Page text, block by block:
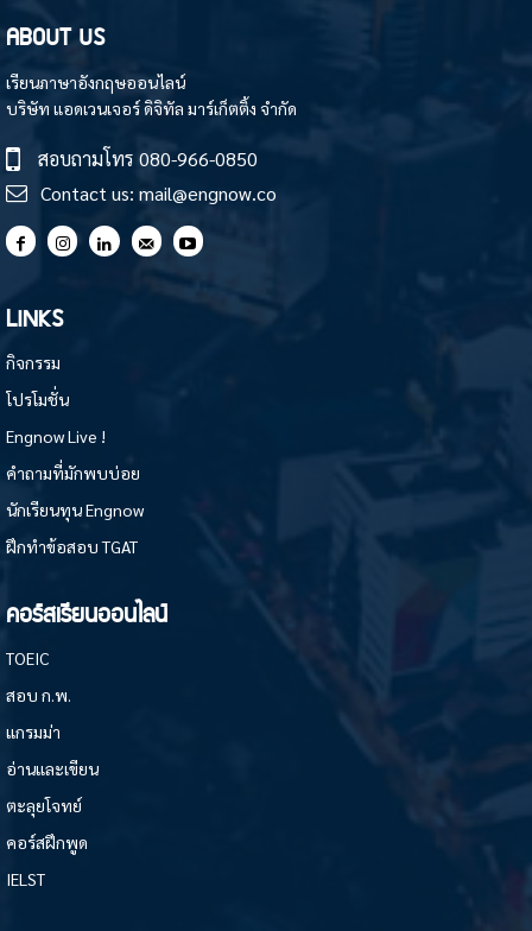
ABOUT US
เรียนภาษาอังกฤษออนไลน์
บริษัท แอดเวนเจอร์ ดิจิทัล มาร์เก็ตติ้ง จำกัด
สอบถามโทร 080-966-0850
Contact us: mail@engnow.co
LINKS
กิจกรรม
โปรโมชั่น
Engnow Live !
คำถามที่มักพบบ่อย
นักเรียนทุน Engnow
ฝึกทำข้อสอบ TGAT
คอร์สเรียนออนไลน์
TOEIC
สอบ ก.พ.
แกรมม่า
อ่านและเขียน
ตะลุยโจทย์
คอร์สฝึกพูด
IELST